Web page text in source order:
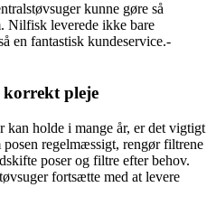
kunne gøre så
Nilfisk leverede ikke bare
en fantastisk kundeservice.-
korrekt pleje
holde i mange år, er det vigtigt
regelmæssigt, rengør filtrene
poser og filtre efter behov.
fortsætte med at levere